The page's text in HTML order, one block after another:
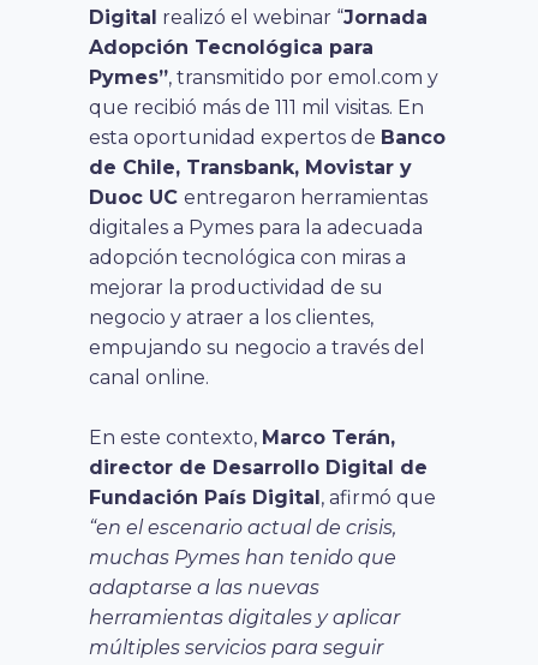
Digital realizó el webinar “Jornada
Adopción Tecnológica para
Pymes”, transmitido por emol.com y
que recibió más de 111 mil visitas. En
esta oportunidad expertos de Banco
de Chile, Transbank, Movistar y
Duoc UC entregaron herramientas
digitales a Pymes para la adecuada
adopción tecnológica con miras a
mejorar la productividad de su
negocio y atraer a los clientes,
empujando su negocio a través del
canal online.
En este contexto, Marco Terán,
director de Desarrollo Digital de
Fundación País Digital, afirmó que
“en el escenario actual de crisis,
muchas Pymes han tenido que
adaptarse a las nuevas
herramientas digitales y aplicar
múltiples servicios para seguir